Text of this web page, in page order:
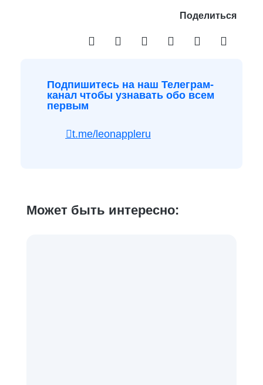
Поделиться
Подпишитесь на наш Телеграм-
канал чтобы узнавать обо всем
первым
t.me/leonappleru
Может быть интересно: